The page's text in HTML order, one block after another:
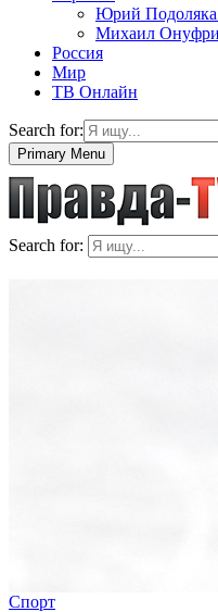
Юрий
Михаил
Россия
Мир
ТВ Онлайн
Search for:
Primary Menu
Search for:
Спорт